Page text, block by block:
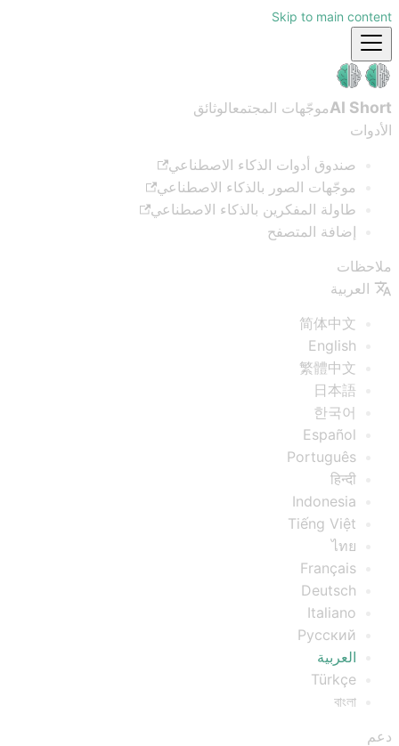
Skip to main content
AI Shortموجّهات المجتمعالوثائق
الأدوات
صندوق أدوات الذكاء الاصطناعي
موجّهات الصور بالذكاء الاصطناعي
طاولة المفكرين بالذكاء الاصطناعي
إضافة المتصفح
ملاحظات
العربية
简体中文
English
繁體中文
日本語
한국어
Español
Português
हिन्दी
Indonesia
Tiếng Việt
ไทย
Français
Deutsch
Italiano
Русский
العربية
Türkçe
বাংলা
دعم